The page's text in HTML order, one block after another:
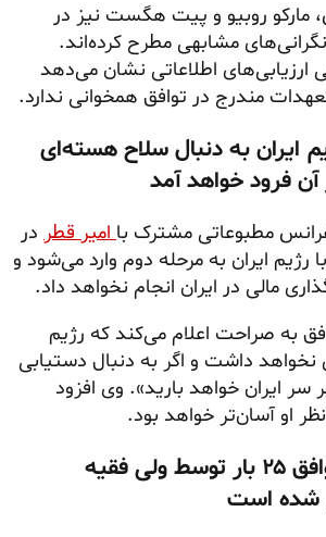
مارکو روبیو و پیت هگست نیز در
مشابهی مطرح کرده‌اند.
ارزیابی‌های اطلاعاتی نشان می‌دهد
مندرج در توافق همخوانی ندارد.
ایران به دنبال سلاح هسته‌ای
فرود خواهد آمد
مطبوعاتی مشترک باامیر قطر در
ایران به مرحله دوم وارد می‌شود و
مالی در ایران انجام نخواهد داد.
به صراحت اعلام می‌کند که رژیم
داشت و اگر به دنبال دستیابی
سر ایران خواهد بارید». وی افزود
او آسان‌تر خواهد بود.
۵- زاکانی: متن توافق ۲۵ بار توسط ولی فقیه
شده است